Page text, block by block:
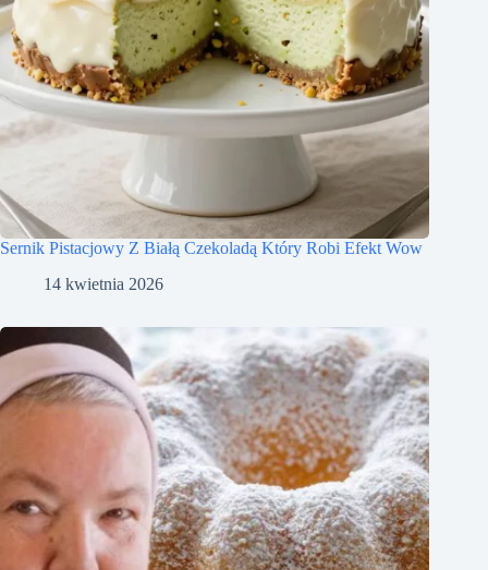
Sernik Pistacjowy Z Białą Czekoladą Który Robi Efekt Wow
14 kwietnia 2026